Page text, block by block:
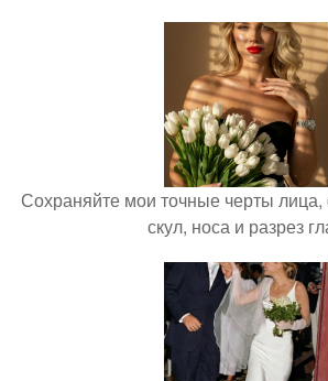
Сохраняйте мои точные черты
скул, носа и разрез